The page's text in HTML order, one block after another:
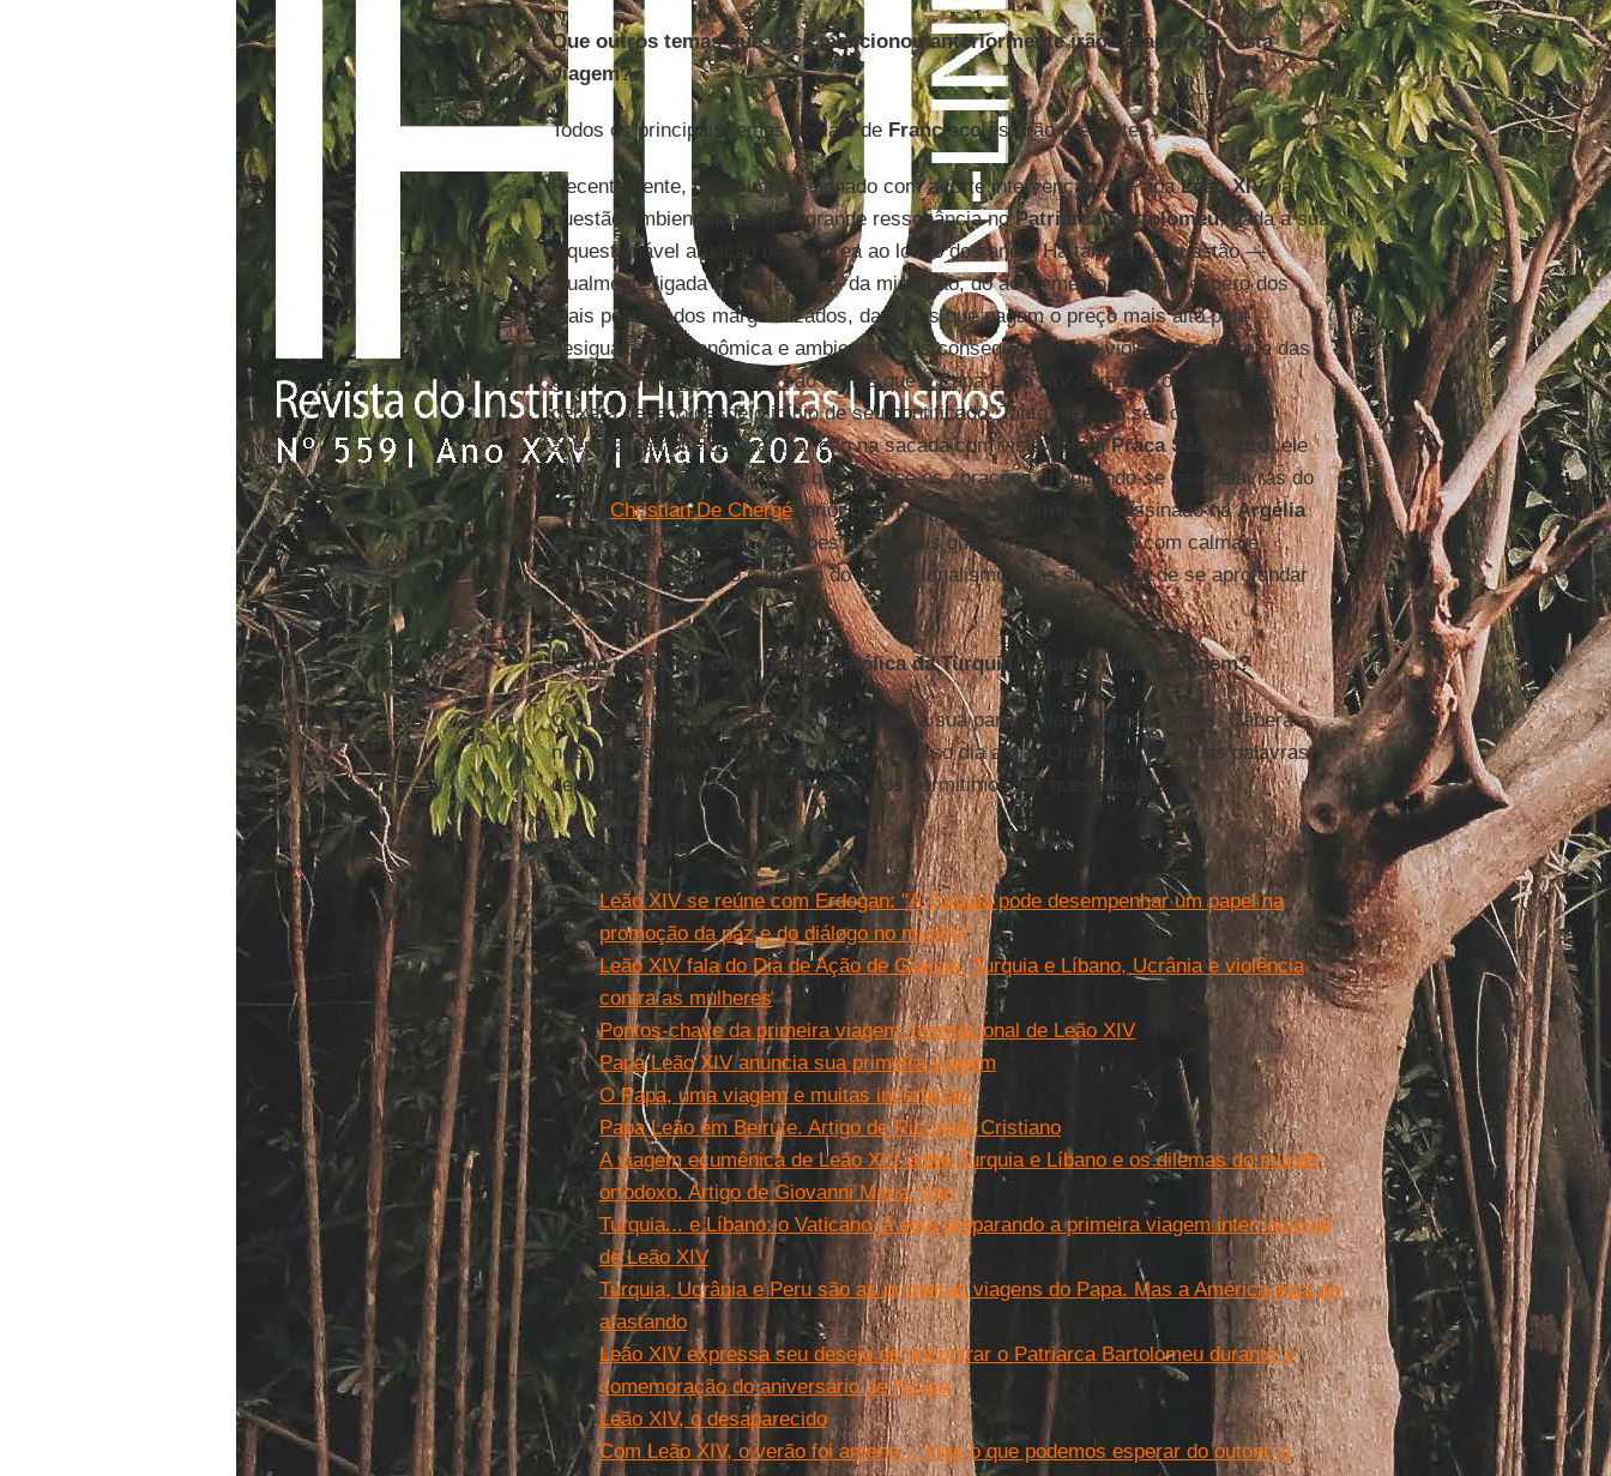
Que outros temas que você mencionou anteriormente irão caracterizar esta
viagem?
Todos os principais temas sociais de Franciscoestarão presentes.
Recentemente, fiquei impressionado com a forte intervenção do PapaLeão XIVna
questão ambiental, que terá grande ressonância noPatriarca Bartolomeu, dada a sua
inquestionável atuação nessa área ao longo dos anos. Há também a questão —
igualmente ligada à ambiental — da migração, do acolhimento e do desespero dos
mais pobres, dos marginalizados, daqueles que pagam o preço mais alto pela
desigualdade econômica e ambiental, e as consequências da violência política e das
guerras em curso. Esses são temas que o Papa Leão XIV demonstrou que não
deixará de lado desde o início de seu pontificado. Tanto que, em seu discurso de
abertura na noite de sua aparição na sacada com vista para aPraça São Pedro, ele
fez um apelo ao mundo para que abrisse os corações, inspirando-se nas palavras do
Padre Christian De Chergé, prior dos monges deTibhirine , assassinado naArgélia
em maio de 1996. São questões essenciais que o Papa explorará com calma e
cuidado, pois ele não é adepto do sensacionalismo, mas sim gosta de se aprofundar
nos assuntos.
O que vocês, da comunidade católica da Turquia, esperam desta viagem?
O que estamos esperando? O Papa fará a sua parte e deixará mensagens. Caberá a
nós, depois, trabalhá-las e vivê-las no nosso dia a dia. O impacto das suas palavras
dependerá muito de nós e de como nos permitimos ser questionados.
Leia mais
Leão XIV se reúne com Erdogan: "A Turquia pode desempenhar um papel na
promoção da paz e do diálogo no mundo"
Leão XIV fala do Dia de Ação de Graças, Turquia e Líbano, Ucrânia e violência
contra as mulheres
Pontos-chave da primeira viagem internacional de Leão XIV
Papa Leão XIV anuncia sua primeira viagem
O Papa, uma viagem e muitas incertezas
Papa Leão em Beirute. Artigo de Riccardo Cristiano
A viagem ecumênica de Leão XIV entre Turquia e Líbano e os dilemas do mundo
ortodoxo. Artigo de Giovanni Maria Vian
Turquia... e Líbano: o Vaticano já está preparando a primeira viagem internacional
de Leão XIV
Turquia, Ucrânia e Peru são as primeiras viagens do Papa. Mas a América está se
afastando
Leão XIV expressa seu desejo de encontrar o Patriarca Bartolomeu durante a
comemoração do aniversário de Niceia
Leão XIV, o desaparecido
Com Leão XIV, o verão foi ameno… mas o que podemos esperar do outono e